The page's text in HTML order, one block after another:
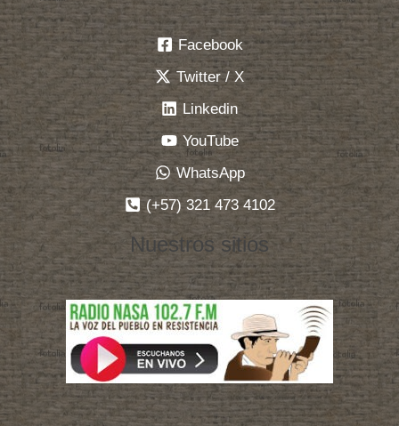
Facebook
Twitter / X
Linkedin
YouTube
WhatsApp
(+57) 321 473 4102
Nuestros sitios